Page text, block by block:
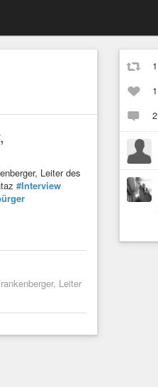
Leiter des
#Interview
Leiter
1
1
2